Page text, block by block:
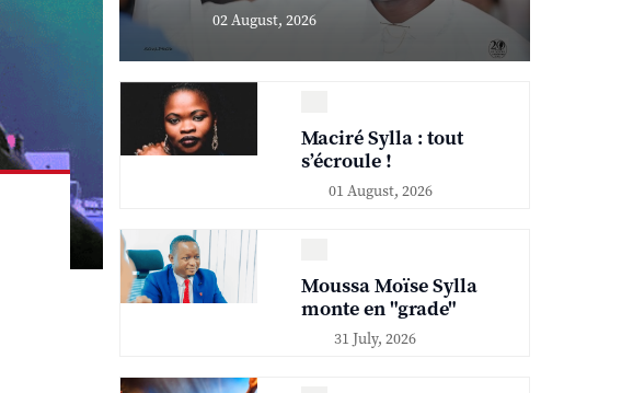
02 August, 2026
Maciré Sylla : tout
s’écroule !
01 August, 2026
Moussa Moïse Sylla
monte en "grade"
31 July, 2026